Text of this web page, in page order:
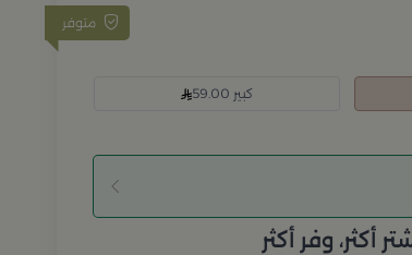
متوفر
كبير 59.00
أكثر، وفر أكثر